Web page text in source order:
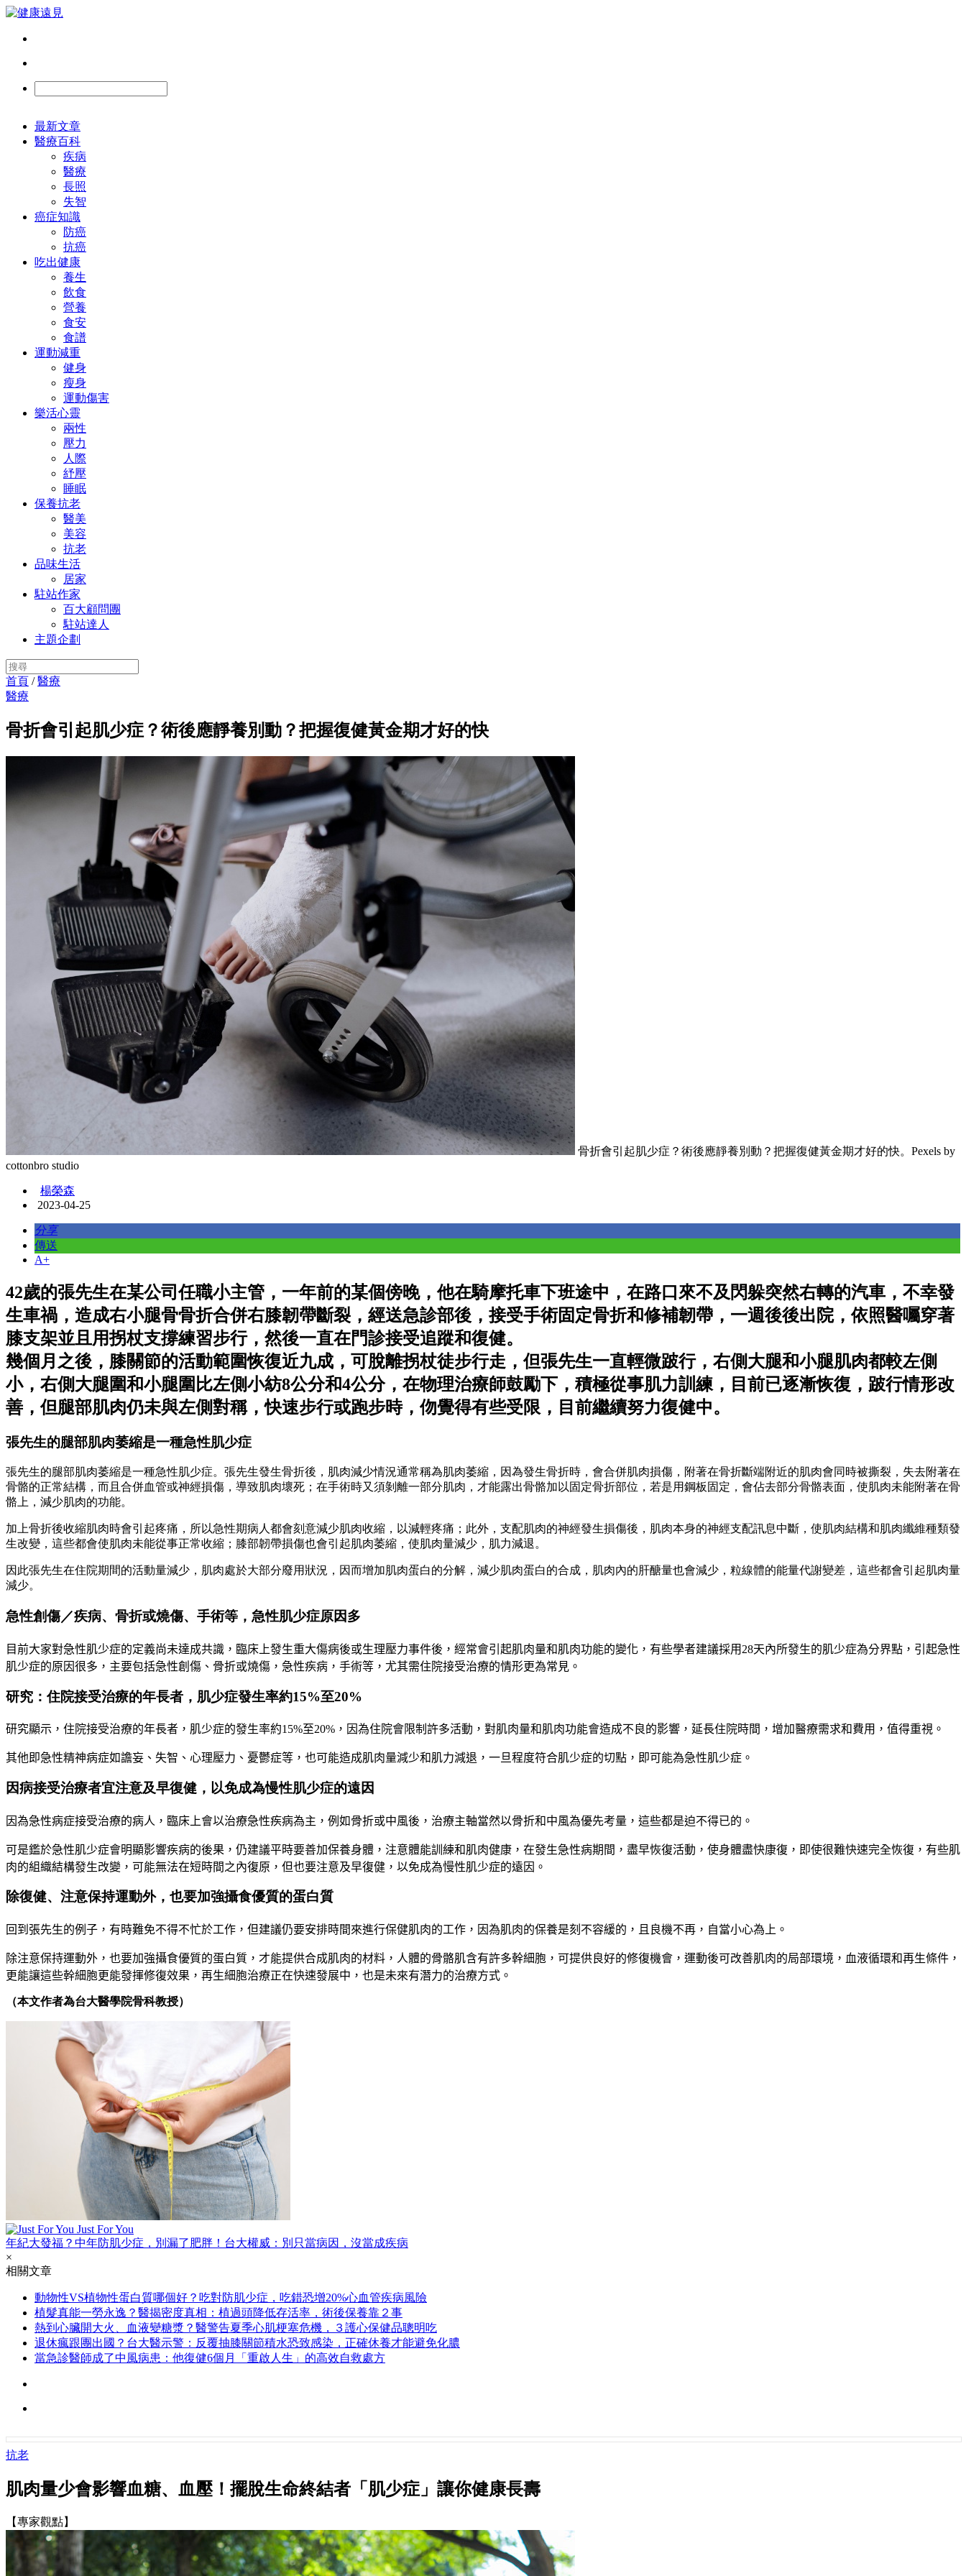
最新文章
醫療百科
疾病
醫療
長照
失智
癌症知識
防癌
抗癌
吃出健康
養生
飲食
營養
食安
食譜
運動減重
健身
瘦身
運動傷害
樂活心靈
兩性
壓力
人際
紓壓
睡眠
保養抗老
醫美
美容
抗老
品味生活
居家
駐站作家
百大顧問團
駐站達人
主題企劃
首頁 /醫療
醫療
骨折會引起肌少症？術後應靜養別動？把握復健黃金期才好的快
骨折會引起肌少症？術後應靜養別動？把握復健黃金期才好的快。Pexels by
cottonbro studio
楊榮森
2023-04-25
分享
傳送
A+
42歲的張先生在某公司任職小主管，一年前的某個傍晚，他在騎摩托車下班途中，在路口來不及閃躲突然右轉的汽車，不幸發
生車禍，造成右小腿骨骨折合併右膝韌帶斷裂，經送急診部後，接受手術固定骨折和修補韌帶，一週後後出院，依照醫囑穿著
膝支架並且用拐杖支撐練習步行，然後一直在門診接受追蹤和復健。
幾個月之後，膝關節的活動範圍恢復近九成，可脫離拐杖徒步行走，但張先生一直輕微跛行，右側大腿和小腿肌肉都較左側
小，右側大腿圍和小腿圍比左側小紡8公分和4公分，在物理治療師鼓勵下，積極從事肌力訓練，目前已逐漸恢復，跛行情形改
善，但腿部肌肉仍未與左側對稱，快速步行或跑步時，伆覺得有些受限，目前繼續努力復健中。
張先生的腿部肌肉萎縮是一種急性肌少症
張先生的腿部肌肉萎縮是一種急性肌少症。張先生發生骨折後，肌肉減少情況通常稱為肌肉萎縮，因為發生骨折時，會合併肌肉損傷，附著在骨折斷端附近的肌肉會同時被撕裂，失去附著在
骨骼的正常結構，而且合併血管或神經損傷，導致肌肉壞死；在手術時又須剝離一部分肌肉，才能露出骨骼加以固定骨折部位，若是用鋼板固定，會佔去部分骨骼表面，使肌肉未能附著在骨
骼上，減少肌肉的功能。
加上骨折後收縮肌肉時會引起疼痛，所以急性期病人都會刻意減少肌肉收縮，以減輕疼痛；此外，支配肌肉的神經發生損傷後，肌肉本身的神經支配訊息中斷，使肌肉結構和肌肉纖維種類發
生改變，這些都會使肌肉未能從事正常收縮；膝部韌帶損傷也會引起肌肉萎縮，使肌肉量減少，肌力減退。
因此張先生在住院期間的活動量減少，肌肉處於大部分廢用狀況，因而增加肌肉蛋白的分解，減少肌肉蛋白的合成，肌肉內的肝醣量也會減少，粒線體的能量代謝變差，這些都會引起肌肉量
減少。
急性創傷／疾病、骨折或燒傷、手術等，急性肌少症原因多
目前大家對急性肌少症的定義尚未達成共識，臨床上發生重大傷病後或生理壓力事件後，經常會引起肌肉量和肌肉功能的變化，有些學者建議採用 28天內所發生的肌少症為分界點，引起急性
肌少症的原因很多，主要包括急性創傷、骨折或燒傷，急性疾病，手術等，尤其需住院接受治療的情形更為常見。
研究：住院接受治療的年長者，肌少症發生率約15%至20%
研究顯示，住院接受治療的年長者，肌少症的發生率約15%至20% ，因為住院會限制許多活動，對肌肉量和肌肉功能會造成不良的影響，延長住院時間，增加醫療需求和費用， 值得重視 。
其他即急性精神病症如譫妄、失智、心理壓力、憂鬱症等，也可能造成肌肉量減少和肌力減退，一旦程度符合肌少症的切點，即可能為急性肌少症。
因病接受治療者宜注意及早復健，以免成為慢性肌少症的遠因
因為急性病症接受治療的病人，臨床上會以治療急性疾病為主，例如骨折或中風後，治療主軸當然以骨折和中風為優先考量，這些都是迫不得已的。
可是鑑於急性肌少症會明顯影響疾病的後果，仍建議平時要善加保養身體，注意體能訓練和肌肉健康，在發生急性病期間，盡早恢復活動，使身體盡快康復，即使很難快速完全恢復，有些肌
肉的組織結構發生改變，可能無法在短時間之內復原，但也要注意及早復健，以免成為慢性肌少症的遠因。
除復健、注意保持運動外，也要加強攝食優質的蛋白質
回到張先生的例子，有時難免不得不忙於工作，但建議仍要安排時間來進行保健肌肉的工作，因為肌肉的保養是刻不容緩的，且良機不再，自當小心為上。
除注意保持運動外，也要加強攝食優質的蛋白質，才能提供合成肌肉的材料，人體的骨骼肌含有許多幹細胞，可提供良好的修復機會，運動後可改善肌肉的局部環境，血液循環和再生條件，
更能讓這些幹細胞更能發揮修復效果，再生細胞治療正在快速發展中，也是未來有潛力的治療方式。
（本文作者為台大醫學院骨科教授）
Just For You
年紀大發福？中年防肌少症，別漏了肥胖！台大權威：別只當病因，沒當成疾病
×
相關文章
動物性VS植物性蛋白質哪個好？吃對防肌少症，吃錯恐增20%心血管疾病風險
植髮真能一勞永逸？醫揭密度真相：植過頭降低存活率，術後保養靠２事
熱到心臟開大火、血液變糖漿？醫警告夏季心肌梗塞危機，３護心保健品聰明吃
退休瘋跟團出國？台大醫示警：反覆抽膝關節積水恐致感染，正確休養才能避免化膿
當急診醫師成了中風病患：他復健6個月「重啟人生」的高效自救處方
抗老
肌肉量少會影響血糖、血壓！擺脫生命終結者「肌少症」讓你健康長壽
【專家觀點】